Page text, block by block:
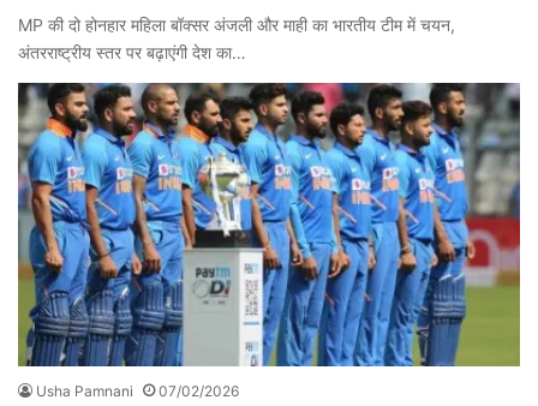
MP की दो होनहार महिला बॉक्सर अंजली और माही का भारतीय टीम में चयन,
अंतरराष्ट्रीय स्तर पर बढ़ाएंगी देश का…
Usha Pamnani 07/02/2026